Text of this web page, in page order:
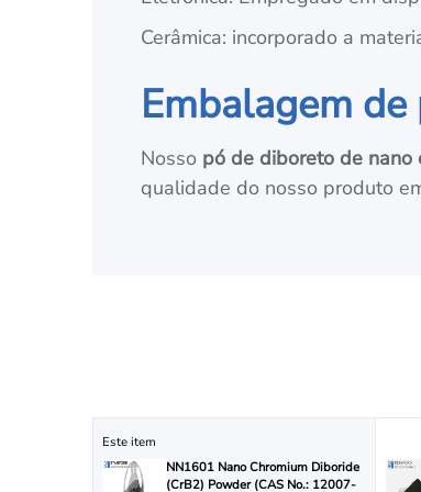
Cerâmica: incorporado a
Embalagem
Nosso pó de diboreto de nano
qualidade do nosso produto
Este item
NN1601 Nano Chromium Diboride
(CrB2) Powder (CAS No.: 12007-